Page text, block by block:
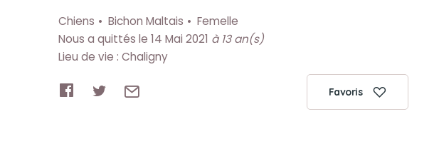
Chiens Bichon Maltais
Femelle
Nous a quittés le 14 Mai 2021 à 13 an(s)
Lieu de vie : Chaligny
Favoris